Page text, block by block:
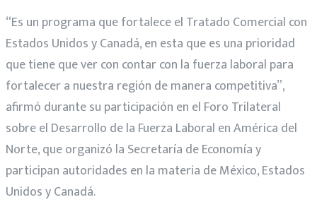
“Es un programa que fortalece el Tratado Comercial con
Estados Unidos y Canadá, en esta que es una prioridad
que tiene que ver con contar con la fuerza laboral para
fortalecer a nuestra región de manera competitiva”,
afirmó durante su participación en el Foro Trilateral
sobre el Desarrollo de la Fuerza Laboral en América del
Norte, que organizó la Secretaría de Economía y
participan autoridades en la materia de México, Estados
Unidos y Canadá.